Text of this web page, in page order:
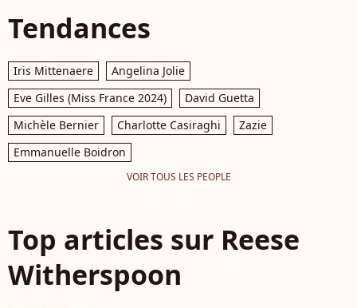
Tendances
Iris Mittenaere
Angelina Jolie
Eve Gilles (Miss France 2024)
David Guetta
Michèle Bernier
Charlotte Casiraghi
Zazie
Emmanuelle Boidron
VOIR TOUS LES PEOPLE
Top articles sur Reese
Witherspoon